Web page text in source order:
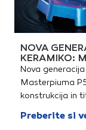
NOVA
KERAMIKO:
Nova
Masterpiuma
konstrukcija in
Preberite si